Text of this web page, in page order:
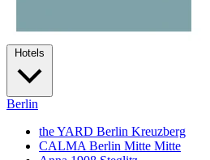
Berlin
the YARD Berlin Kreuzberg
CALMA Berlin Mitte Mitte